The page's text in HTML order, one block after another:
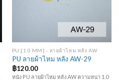
PU [1.0 MM] - ลายผ้าไหม หลัง AW
PU ลายผ้าไหม หลัง AW-29
฿120.00
หนัง PU ลายผ้าไหม หลัง AW ความหนา 1.0